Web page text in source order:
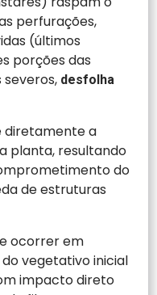
perfurações,
(últimos
porções das
desfolha
diretamente a
planta, resultando
do
de estruturas
ocorrer em
vegetativo inicial
impacto direto